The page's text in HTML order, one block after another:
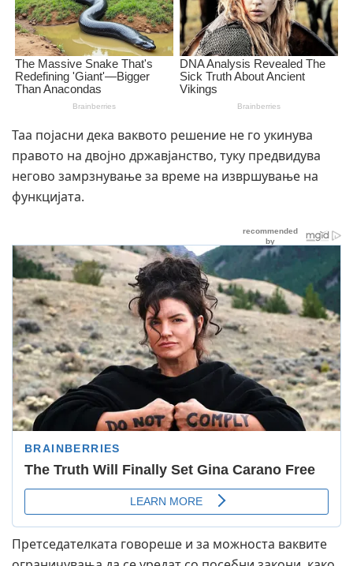
Таа појасни дека ваквото решение не го укинува
правото на двојно државјанство, туку предвидува
негово замрзнување за време на извршување на
функцијата.
Претседателката говореше и за можноста ваквите